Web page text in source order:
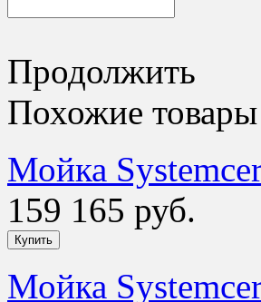
Продолжить
Похожие товары
Мойка
159 165 руб.
Мойка